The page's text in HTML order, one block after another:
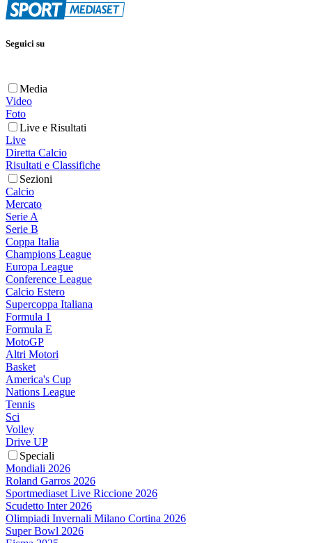
Seguici su
Media
Video
Foto
Live e Risultati
Live
Diretta Calcio
Risultati e Classifiche
Sezioni
Calcio
Mercato
Serie A
Serie B
Coppa Italia
Champions League
Europa League
Conference League
Calcio Estero
Supercoppa Italiana
Formula 1
Formula E
MotoGP
Altri Motori
Basket
America's Cup
Nations League
Tennis
Sci
Volley
Drive UP
Speciali
Mondiali 2026
Roland Garros 2026
Sportmediaset Live Riccione 2026
Scudetto Inter 2026
Olimpiadi Invernali Milano Cortina 2026
Super Bowl 2026